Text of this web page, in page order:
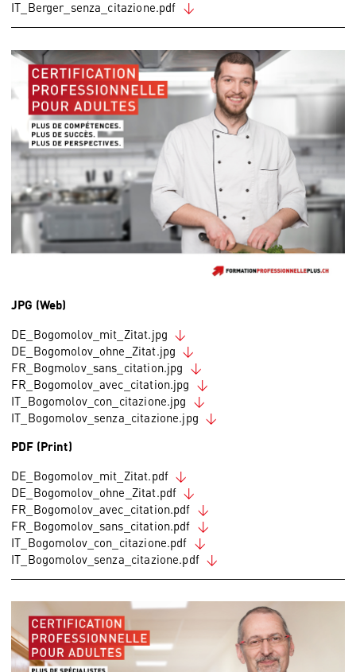
IT_Berger_senza_citazione.pdf
JPG (Web)
DE_Bogomolov_mit_Zitat.jpg
DE_Bogomolov_ohne_Zitat.jpg
FR_Bogmolov_sans_citation.jpg
FR_Bogomolov_avec_citation.jpg
IT_Bogomolov_con_citazione.jpg
IT_Bogomolov_senza_citazione.jpg
PDF (Print)
DE_Bogomolov_mit_Zitat.pdf
DE_Bogomolov_ohne_Zitat.pdf
FR_Bogomolov_avec_citation.pdf
FR_Bogomolov_sans_citation.pdf
IT_Bogomolov_con_citazione.pdf
IT_Bogomolov_senza_citazione.pdf